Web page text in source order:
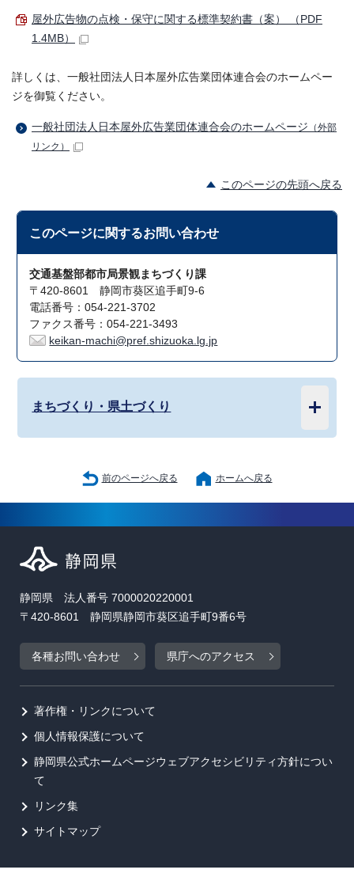
屋外広告物の点検・保守に関する標準契約書（案） （PDF
1.4MB）
詳しくは、一般社団法人日本屋外広告業団体連合会のホームペー
ジを御覧ください。
一般社団法人日本屋外広告業団体連合会のホームページ （外部
リンク）
このページの先頭へ戻る
このページに関するお問い合わせ
交通基盤部都市局景観まちづくり課
〒420-8601 静岡市葵区追手町9-6
電話番号：054-221-3702
ファクス番号：054-221-3493
keikan-machi@pref.shizuoka.lg.jp
まちづくり・県土づくり
前のページへ戻る ホームへ戻る
静岡県 法人番号 7000020220001
〒420-8601 静岡県静岡市葵区追手町9番6号
各種お問い合わせ 県庁へのアクセス
著作権・リンクについて
個人情報保護について
静岡県公式ホームページウェブアクセシビリティ方針につい
て
リンク集
サイトマップ